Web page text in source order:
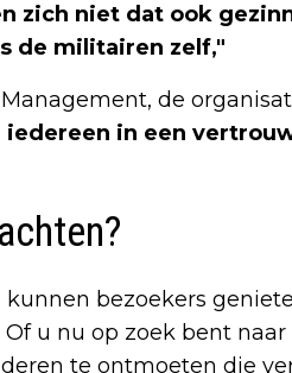
zich niet dat ook
de militairen zelf,"
de
iedereen in een
bezoekers
u nu op zoek bent
te ontmoeten die